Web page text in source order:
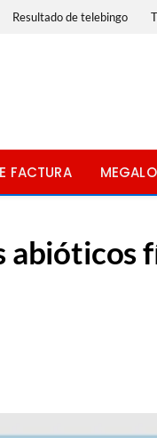
Resultado de telebingo
FACTURA